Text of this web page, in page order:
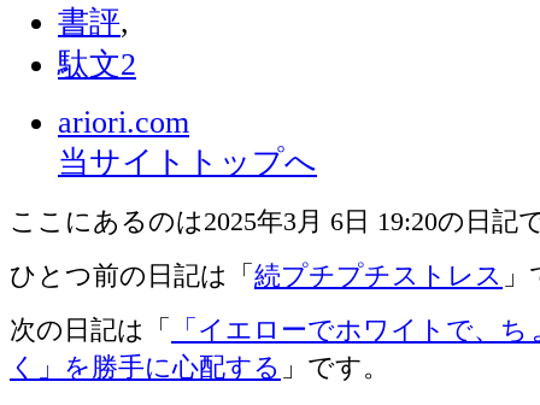
書評,
駄文2
ariori.com
当サイトトップへ
ここにあるのは2025年3月 6日 19:20の日記
ひとつ前の日記は「 続プチプチストレス
次の日記は「
「イエローでホワイトで、
く」を勝手に心配する 」です。